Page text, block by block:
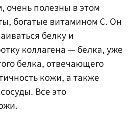
очень полезны в этом
богатые витамином С. Он
белку и
коллагена — белка, уже
белка, отвечающего
кожи, а также
Все это